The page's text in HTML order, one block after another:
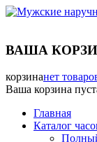
ВАША
корзинанет
Ваша корзина
Главная
Каталог